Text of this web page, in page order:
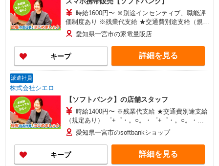
時給1600円〜 ※別途インセンティブ、職能評
価制度あり ※残業代支給 ★交通費別途支給（規定
あり） ゜+゜・。○。・゜+゜・。○。・゜+゜ 入
社祝い金10万円支給(規定有) お友達を紹介頂くと,
インセンティブ支給(規定有) ★月2回払い・週払い
可能（規程有）★ ゜・。○。・゜+゜・。○。・゜
+゜
愛知県一宮市の家電量販店
キープ 詳細を見る
派遣社員
株式会社シエロ
【ソフトバンク】の店舗スタッフ
時給1400円〜 ※残業代支給 ★交通費別途支給
（規定あり） ゜+゜・。○。・゜+゜・。○。・゜
+゜ 入社祝い金10万円支給(規定有) お友達を紹介
頂くと, インセンティブ支給(規定有) ★月2回払
い・週払い可能（規程有）★ ゜・。○。・゜
+゜・。○。・゜+゜
愛知県一宮市のsoftbankショップ
キープ 詳細を見る